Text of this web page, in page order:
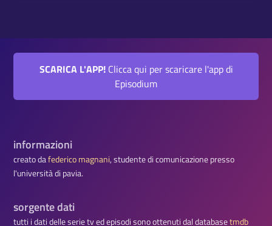
SCARICA L'APP!Clicca qui per scaricare l'app di
Episodium
informazioni
creato dafederico magnani, studente di comunicazione presso
l'università di pavia.
sorgente dati
tutti i dati delle serie tv ed episodi sono ottenuti dal databasetmdb